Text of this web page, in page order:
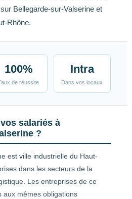
Bellegarde-sur-Valserine et
Rhône.
100%
de réussite
Intra
Dans vos locaux
salariés à
?
est ville industrielle du Haut-
dans les secteurs de la
Les entreprises de ce
aux mêmes obligations